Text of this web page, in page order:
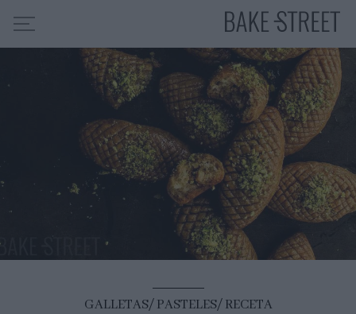
HOME
INDICE DE RECETAS
COLABORO CON
SOBRE MÍ
MIS CURSOS
CONTACTO
ES EN
GALLETAS PASTELES RECETA